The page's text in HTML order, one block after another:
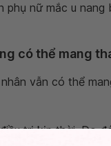
nữ mắc u
có thể mang
vẫn có thể
trị kịp thời. Do